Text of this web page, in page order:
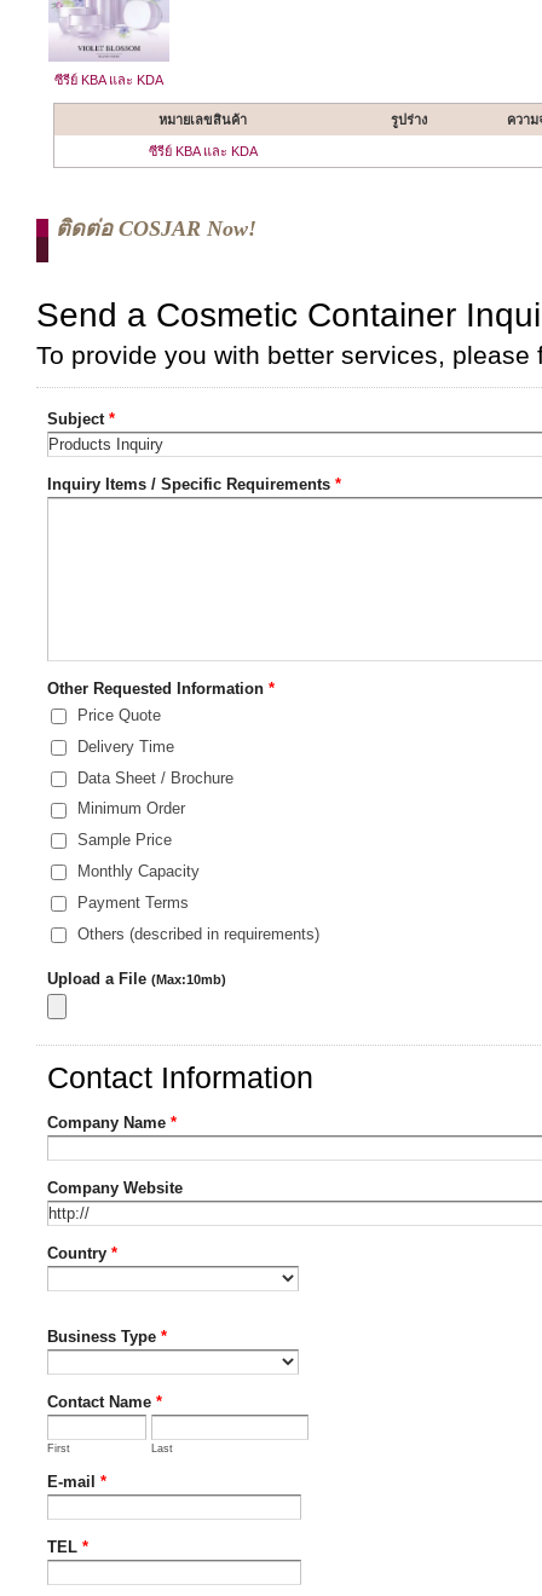
ซีรีย์ KBA และ KDA
หมายเลขสินค้า รูปร่าง ความ
ซีรีย์ KBA และ KDA
ติดต่อ COSJAR Now!